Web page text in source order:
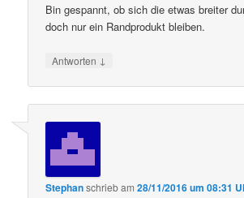
Bin gespannt, ob sich die etwas breiter
doch nur ein Randprodukt bleiben.
Antworten ↓
Stephanschriebam28/11/2016 um 08:31